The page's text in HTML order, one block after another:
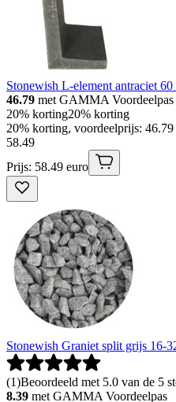
Stonewish L-element antraciet
46.79 met GAMMA Voordeelpas
20% korting20% korting
20% korting, voordeelprijs:
58.49
Prijs: 58.49 euro
Stonewish Graniet split grijs 16-
(1)Beoordeeld met 5.0 van de 5
8.39 met GAMMA Voordeelpas